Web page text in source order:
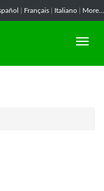
Français Italiano More...